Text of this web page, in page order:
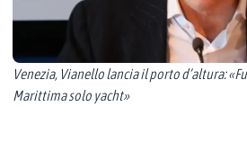
Venezia, Vianello lancia il porto d’altura:
Marittima solo yacht»